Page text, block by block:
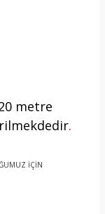
metre
.
İÇİN